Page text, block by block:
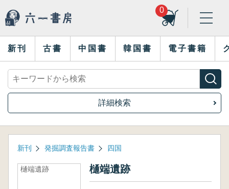
0
新刊 古書 中国書 韓国書 電子書籍
詳細検索
新刊 発掘調査報告書 四国
樋端遺跡 樋端遺跡